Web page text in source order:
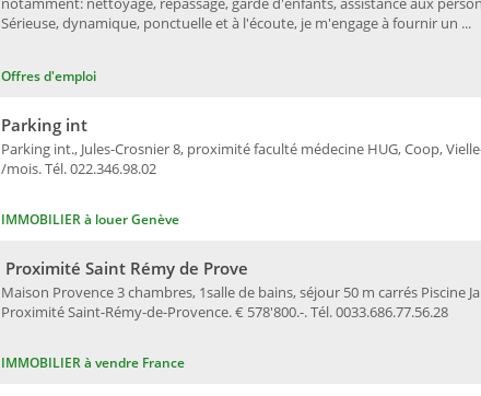
Offres d'emploi
Sérieuse, dynamique, ponctuelle et à l'écoute, je m'engage à fournir un ...
IMMOBILIER à louer Genève
Parking int., Jules-Crosnier 8, proximité faculté médecine HUG, Coop,
/mois. Tél. 022.346.98.02
Parking int
IMMOBILIER à vendre France
Maison Provence 3 chambres, 1salle de bains, séjour 50 m carrés Piscine
Proximité Saint-Rémy-de-Provence. € 578'800.-. Tél. 0033.686.77.56.28
Proximité Saint Rémy de Prove